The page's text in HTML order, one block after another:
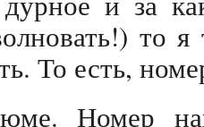
то
То есть,
Номер